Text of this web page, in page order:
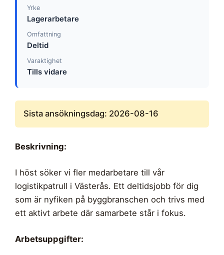
Yrke
Lagerarbetare
Omfattning
Deltid
Varaktighet
Tills vidare
Sista ansökningsdag: 2026-08-16
Beskrivning:
I höst söker vi fler medarbetare till vår
logistikpatrull i Västerås. Ett deltidsjobb för dig
som är nyfiken på byggbranschen och trivs med
ett aktivt arbete där samarbete står i fokus.
Arbetsuppgifter: